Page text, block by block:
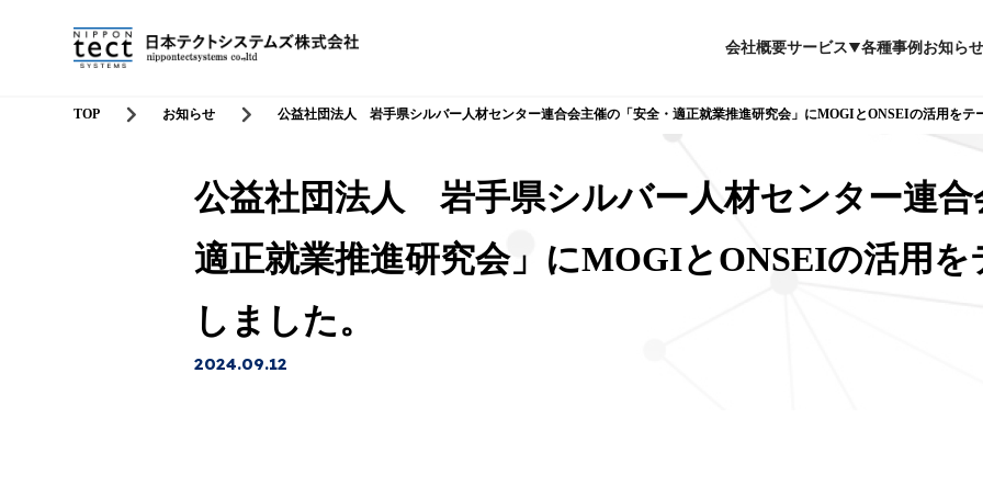
会社概要サービス 各種事例 お知らせ
TOP お知らせ 公益社団法人 岩手県シルバー人材センター連合会主催の「安全・適正就業推進研究会」にMOGIとONSEIの活用をテ
公益社団法人 岩手県シルバー人材センター連合
適正就業推進研究会」にMOGIとONSEIの活用
しました。
2024.09.12